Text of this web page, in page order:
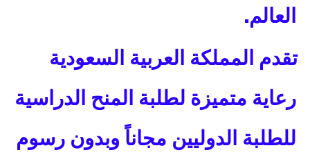
العالم.
تقدم المملكة العربية السعودية
رعاية متميزة لطلبة المنح الدراسية
للطلبة الدوليين مجاناً وبدون رسوم